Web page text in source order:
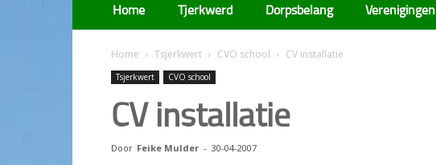
Home Tjerkwerd Dorpsbelang Verenigingen
Home Tsjerkwert CVO school CV installatie
Tsjerkwert CVO school
CV installatie
Door Feike Mulder - 30-04-2007